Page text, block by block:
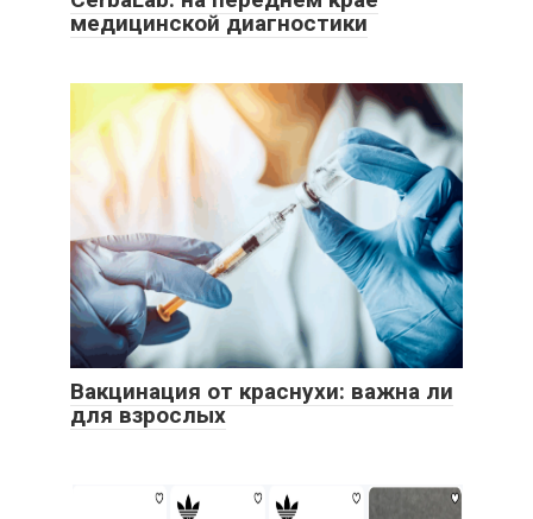
медицинской диагностики
Вакцинация от краснухи: важна ли
для взрослых